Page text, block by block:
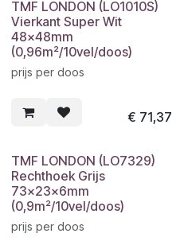
TMF LONDON (LO1010S)
Vierkant Super Wit
48x48mm
(0,96m²/10vel/doos)
prijs per doos
€ 71,37
TMF LONDON (LO7329)
Rechthoek Grijs
73x23x6mm
(0,9m²/10vel/doos)
prijs per doos